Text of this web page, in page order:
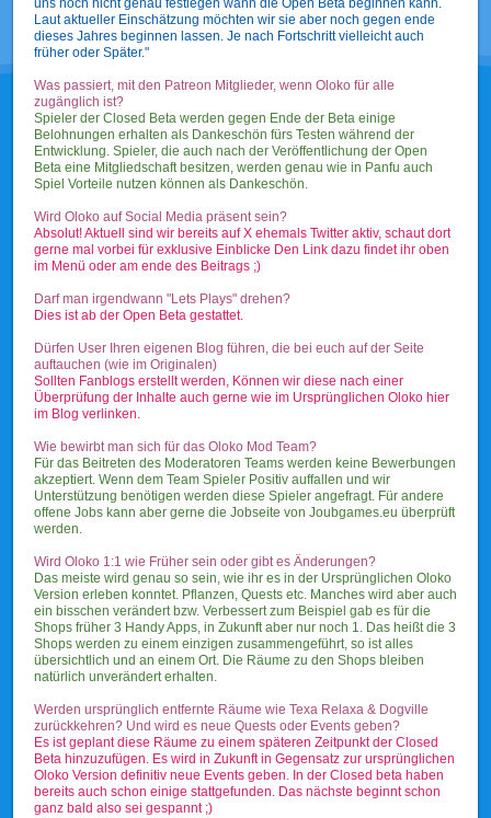
uns noch nicht genau festlegen wann die Open Beta beginnen kann.
Laut aktueller Einschätzung möchten wir sie aber noch gegen ende
dieses Jahres beginnen lassen. Je nach Fortschritt vielleicht auch
früher oder Später."
Was passiert, mit den Patreon Mitglieder, wenn Oloko für alle
zugänglich ist?
Spieler der Closed Beta werden gegen Ende der Beta einige
Belohnungen erhalten als Dankeschön fürs Testen während der
Entwicklung. Spieler, die auch nach der Veröffentlichung der Open
Beta eine Mitgliedschaft besitzen, werden genau wie in Panfu auch
Spiel Vorteile nutzen können als Dankeschön.
Wird Oloko auf Social Media präsent sein?
Absolut! Aktuell sind wir bereits auf X ehemals Twitter aktiv, schaut dort
gerne mal vorbei für exklusive Einblicke Den Link dazu findet ihr oben
im Menü oder am ende des Beitrags ;)
Darf man irgendwann "Lets Plays" drehen?
Dies ist ab der Open Beta gestattet.
Dürfen User Ihren eigenen Blog führen, die bei euch auf der Seite
auftauchen (wie im Originalen)
Sollten Fanblogs erstellt werden, Können wir diese nach einer
Überprüfung der Inhalte auch gerne wie im Ursprünglichen Oloko hier
im Blog verlinken.
Wie bewirbt man sich für das Oloko Mod Team?
Für das Beitreten des Moderatoren Teams werden keine Bewerbungen
akzeptiert. Wenn dem Team Spieler Positiv auffallen und wir
Unterstützung benötigen werden diese Spieler angefragt. Für andere
offene Jobs kann aber gerne die Jobseite von Joubgames.eu überprüft
werden.
Wird Oloko 1:1 wie Früher sein oder gibt es Änderungen?
Das meiste wird genau so sein, wie ihr es in der Ursprünglichen Oloko
Version erleben konntet. Pflanzen, Quests etc. Manches wird aber auch
ein bisschen verändert bzw. Verbessert zum Beispiel gab es für die
Shops früher 3 Handy Apps, in Zukunft aber nur noch 1. Das heißt die 3
Shops werden zu einem einzigen zusammengeführt, so ist alles
übersichtlich und an einem Ort. Die Räume zu den Shops bleiben
natürlich unverändert erhalten.
Werden ursprünglich entfernte Räume wie Texa Relaxa & Dogville
zurückkehren? Und wird es neue Quests oder Events geben?
Es ist geplant diese Räume zu einem späteren Zeitpunkt der Closed
Beta hinzuzufügen. Es wird in Zukunft in Gegensatz zur ursprünglichen
Oloko Version definitiv neue Events geben. In der Closed beta haben
bereits auch schon einige stattgefunden. Das nächste beginnt schon
ganz bald also sei gespannt ;)